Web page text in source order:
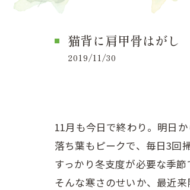
猫背に肩甲骨はがし
2019/11/30
11月も今日で終わり。明日か
落ち葉もピークで、毎日3回掃
すっかり冬支度が必要な季節
そんな寒さのせいか、最近